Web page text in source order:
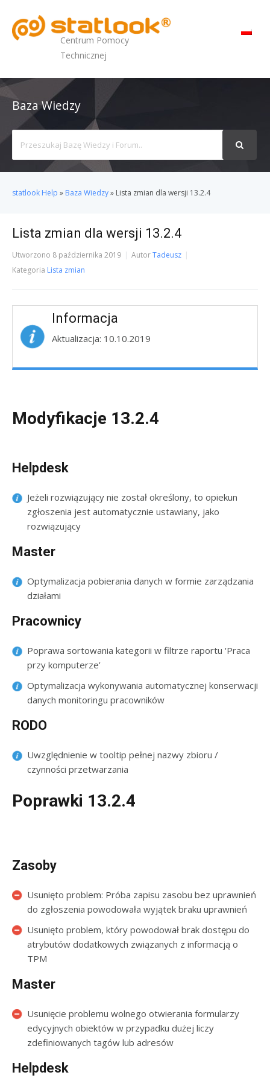
Centrum Pomocy
Technicznej
Baza Wiedzy
For
statlook Help » Baza Wiedzy» Lista zmian dla wersji 13.2.4
Lista zmian dla wersji 13.2.4
Utworzono 8 października 2019 AutorTadeusz
Kategoria Lista zmian
Informacja
Aktualizacja: 10.10.2019
Modyfikacje 13.2.4
Helpdesk
Jeżeli rozwiązujący nie został określony, to opiekun
zgłoszenia jest automatycznie ustawiany, jako
rozwiązujący
Master
Optymalizacja pobierania danych w formie zarządzania
działami
Pracownicy
Poprawa sortowania kategorii w filtrze raportu 'Praca
przy komputerze’
Optymalizacja wykonywania automatycznej konserwacji
danych monitoringu pracowników
RODO
Uwzględnienie w tooltip pełnej nazwy zbioru /
czynności przetwarzania
Poprawki 13.2.4
Zasoby
Usunięto problem: Próba zapisu zasobu bez uprawnień
do zgłoszenia powodowała wyjątek braku uprawnień
Usunięto problem, który powodował brak dostępu do
atrybutów dodatkowych związanych z informacją o
TPM
Master
Usunięcie problemu wolnego otwierania formularzy
edycyjnych obiektów w przypadku dużej liczy
zdefiniowanych tagów lub adresów
Helpdesk